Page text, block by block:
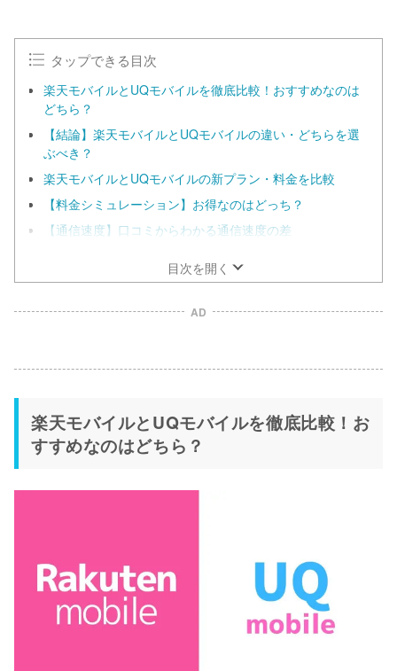
タップできる目次
楽天モバイルとUQモバイルを徹底比較！おすすめなのは
どちら？
【結論】楽天モバイルとUQモバイルの違い・どちらを選
ぶべき？
楽天モバイルとUQモバイルの新プラン・料金を比較
【料金シミュレーション】お得なのはどっち？
【通信速度】口コミからわかる通信速度の差
目次を開く
AD
楽天モバイルとUQモバイルを徹底比較！お
すすめなのはどちら？